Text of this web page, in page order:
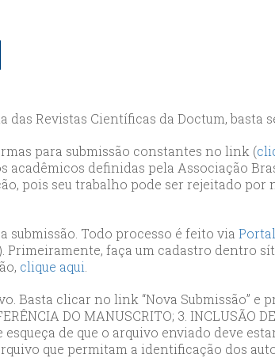
Revistas Científicas da Doctum, basta
para submissão constantes no link (
acadêmicos definidas pela Associação
pois seu trabalho pode ser rejeitado
submissão. Todo processo é feito via
faça um cadastro dentro
clique aqui
Basta clicar no link “Nova Submissão” e
DO MANUSCRITO; 3. INCLUSÃO
esqueça de que o arquivo enviado deve
que permitam a identificação dos